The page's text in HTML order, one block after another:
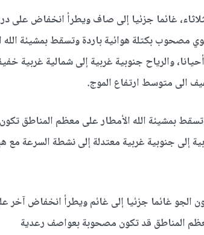
غائما جزئيا إلى صاف ويطرأ انخفاض على
مصحوب بكتلة هوائية باردة وتسقط بمشيئة الله
والرياح جنوبية غربية إلى شمالية غربية
الى متوسط ارتفاع الموج.
بمشيئة الله الأمطار على معظم المناطق تكون
إلى جنوبية غربية معتدلة إلى نشطة السرعة مع
الجو غائما جزئيا إلى غائم ويطرأ انخفاض آخر
المناطق قد تكون مصحوبة بعواصف رعدية